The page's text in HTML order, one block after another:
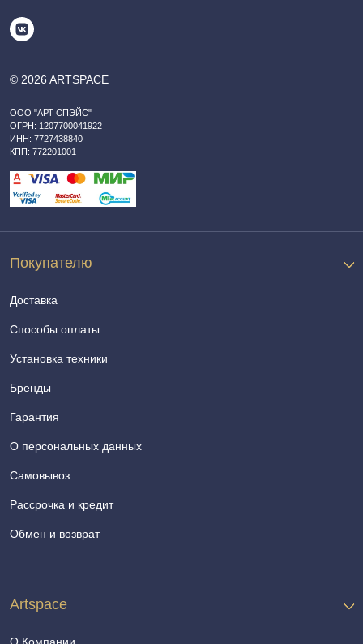
© 2026 ARTSPACE
ООО "АРТ СПЭЙС"
ОГРН: 1207700041922
ИНН: 7727438840
КПП: 772201001
Покупателю
Доставка
Способы оплаты
Установка техники
Бренды
Гарантия
О персональных данных
Самовывоз
Рассрочка и кредит
Обмен и возврат
Artspace